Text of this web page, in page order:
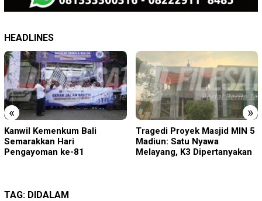
HEADLINES
« »
Tragedi Proyek Masjid MIN 5
Madiun: Satu Nyawa
Melayang, K3 Dipertanyakan
KA BIAS Terhenti, Lima KA
Ikut Terdampak, KAI Daop 7
Gerak Cepat Pulihkan
TAG: DIDALAM